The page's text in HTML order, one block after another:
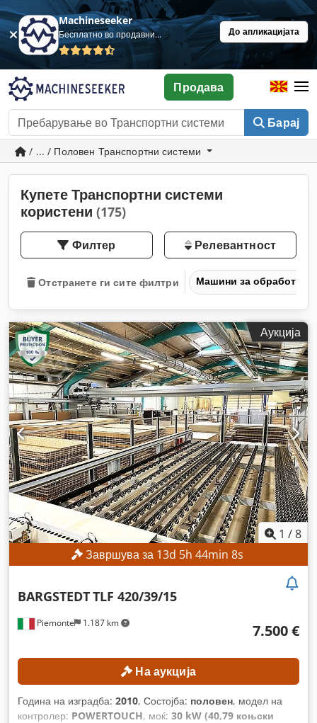
Machineseeker
Бесплатно во продавница До апликацијата
Барај
Продава
/ ... / Половен Транспортни системи
Купете Транспортни системи
користени (175)
Филтер Релевантност
Отстранете ги сите филтри Машини за обработка
Аукција
1 /8
Завршува за 13d 5h 44min 6s
Piemonte 1.187 km
BARGSTEDTTLF 420/39/15
7.500 €
На аукција
Година на изградба: 2010, Состојба: половен, модел на
контролер: POWERTOUCH, моќ: 30 kW (40,79 коњски